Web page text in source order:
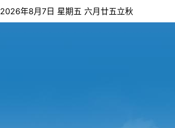
2026年8月7日 星期五 六月廿五立秋